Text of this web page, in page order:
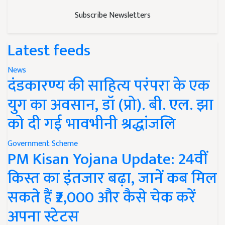
Subscribe Newsletters
Latest feeds
News
दंडकारण्य की साहित्य परंपरा के एक
युग का अवसान, डॉ (प्रो). बी. एल. झा
को दी गई भावभीनी श्रद्धांजलि
Government Scheme
PM Kisan Yojana Update: 24वीं
किस्त का इंतजार बढ़ा, जानें कब मिल
सकते हैं ₹2,000 और कैसे चेक करें
अपना स्टेटस